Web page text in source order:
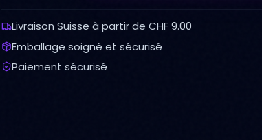
Livraison Suisse à partir de CHF 9.00
Emballage soigné et sécurisé
Paiement sécurisé